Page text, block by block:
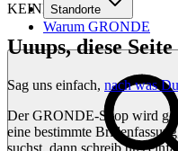
Standorte
Warum GRONDE
KEINE SORGE!
Uuups, diese
Sag uns einfach, nach was
Der GRONDE-Shop wird
eine bestimmte
suchst, dann schreib uns